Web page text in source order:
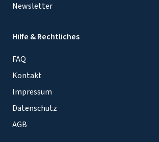
Newsletter
Hilfe & Rechtliches
FAQ
Kontakt
Impressum
Datenschutz
AGB